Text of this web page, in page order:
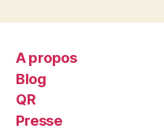
A propos
Blog
QR
Presse